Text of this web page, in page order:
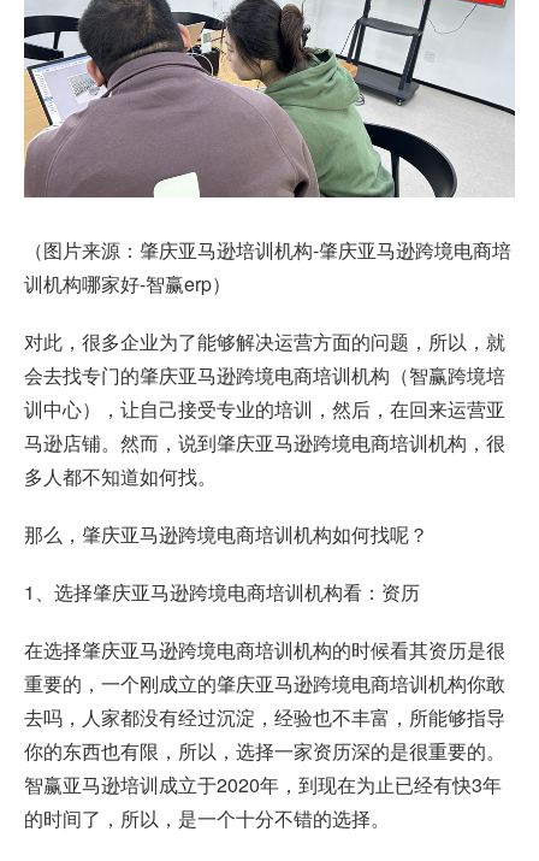
（图片来源：肇庆亚马逊培训机构-肇庆亚马逊跨境电商培
训机构哪家好-智赢erp）
对此，很多企业为了能够解决运营方面的问题，所以，就
会去找专门的肇庆亚马逊跨境电商培训机构（智赢跨境培
训中心），让自己接受专业的培训，然后，在回来运营亚
马逊店铺。然而，说到肇庆亚马逊跨境电商培训机构，很
多人都不知道如何找。
那么，肇庆亚马逊跨境电商培训机构如何找呢？
1、选择肇庆亚马逊跨境电商培训机构看：资历
在选择肇庆亚马逊跨境电商培训机构的时候看其资历是很
重要的，一个刚成立的肇庆亚马逊跨境电商培训机构你敢
去吗，人家都没有经过沉淀，经验也不丰富，所能够指导
你的东西也有限，所以，选择一家资历深的是很重要的。
智赢亚马逊培训成立于2020年，到现在为止已经有快3年
的时间了，所以，是一个十分不错的选择。